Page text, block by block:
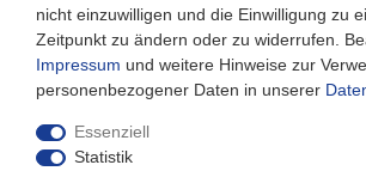
nicht einzuwilligen und die Einwilligung zu
Zeitpunkt zu ändern oder zu widerrufen.
Impressum und weitere Hinweise zur
personenbezogener Daten in unserer
Essenziell
Statistik